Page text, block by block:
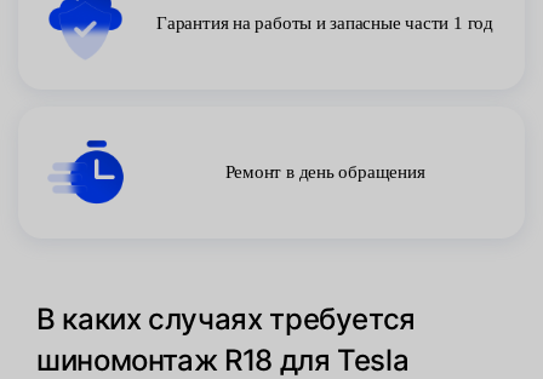
Гарантия на работы и запасные части 1 год
Ремонт в день обращения
В каких случаях требуется
шиномонтаж R18 для Tesla